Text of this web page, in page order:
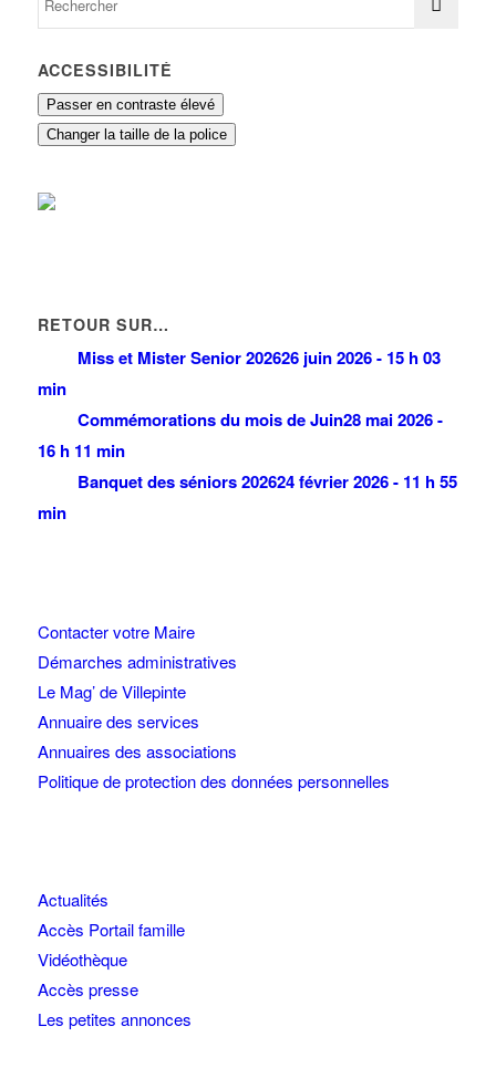
ACCESSIBILITÉ
Passer en contraste élevé
Changer la taille de la police
RETOUR SUR…
Miss et Mister Senior 202626 juin 2026 - 15 h 03
min
Commémorations du mois de Juin28 mai 2026 -
16 h 11 min
Banquet des séniors 202624 février 2026 - 11 h 55
min
Contacter votre Maire
Démarches administratives
Le Mag’ de Villepinte
Annuaire des services
Annuaires des associations
Politique de protection des données personnelles
Actualités
Accès Portail famille
Vidéothèque
Accès presse
Les petites annonces